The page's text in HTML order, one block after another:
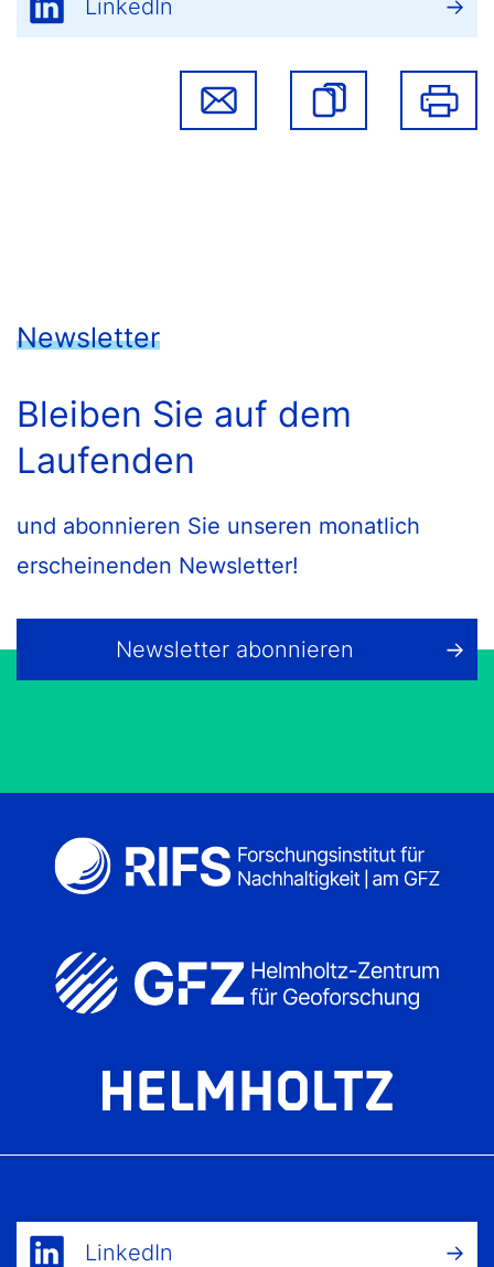
LinkedIn
Newsletter
Bleiben Sie auf dem
Laufenden
und abonnieren Sie unseren monatlich
erscheinenden Newsletter!
Newsletter abonnieren
LinkedIn